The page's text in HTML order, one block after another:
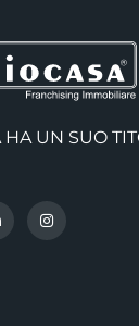
UN SUO